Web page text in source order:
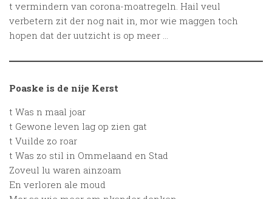
t vermindern van corona-moatregeln. Hail veul
verbetern zit der nog nait in, mor wie maggen toch
hopen dat der uutzicht is op meer …
Poaske is de nije Kerst
t Was n maal joar
t Gewone leven lag op zien gat
t Vuilde zo roar
t Was zo stil in Ommelaand en Stad
Zoveul lu waren ainzoam
En verloren ale moud